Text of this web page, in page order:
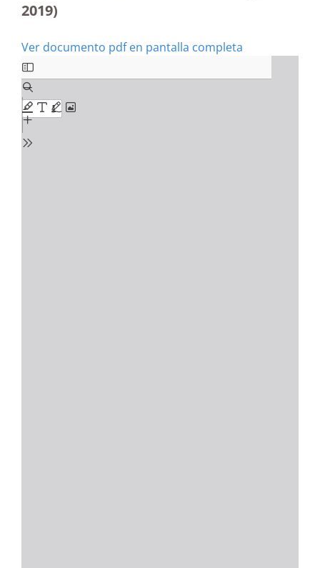
2019)
Ver documento pdf en pantalla completa